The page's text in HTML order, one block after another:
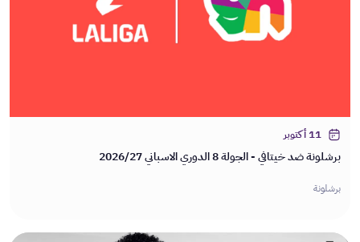
11 أكتوبر
برشلونة ضد خيتافي - الجولة 8 الدوري الاسباني 2026/27
برشلونة